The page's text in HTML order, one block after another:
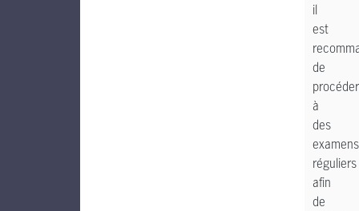
il
est
de
procéder
à
des
examens
réguliers
afin
de